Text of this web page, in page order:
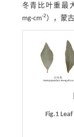
冬青比叶重最
mg·cm-2），蒙
Fig.1